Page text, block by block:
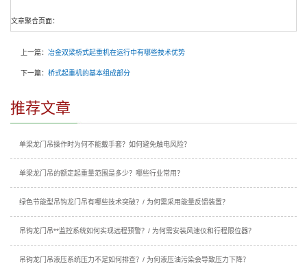
文章聚合页面：
上一篇： 冶金双梁桥式起重机在运行中有哪些技术优势
下一篇： 桥式起重机的基本组成部分
推荐文章
单梁龙门吊操作时为何不能戴手套？如何避免触电风险？
单梁龙门吊的额定起重量范围是多少？哪些行业常用？
绿色节能型吊钩龙门吊有哪些技术突破？/ 为何需采用能量反馈装置？
吊钩龙门吊**监控系统如何实现远程预警？/ 为何需安装风速仪和行程限位器？
吊钩龙门吊液压系统压力不足如何排查？/ 为何液压油污染会导致压力下降？